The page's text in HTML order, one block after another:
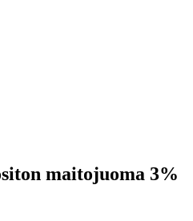
maitojuoma 3%